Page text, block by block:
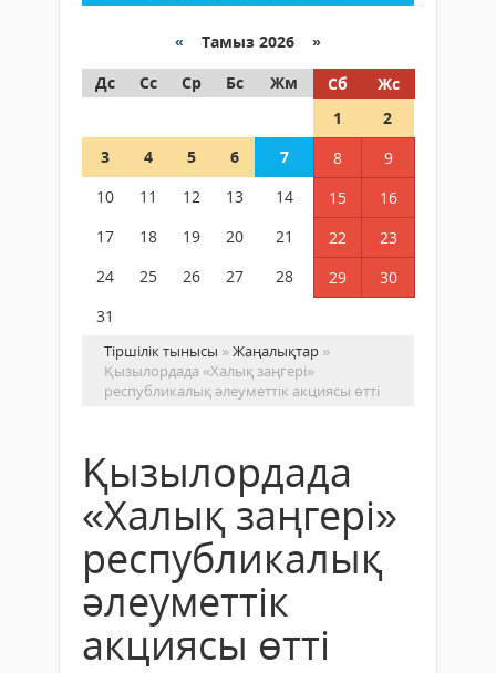
« Тамыз 2026 »
Дс
Сс Ср Бс Жм Сб
Жс
1
2
3
4 5 6 7 8
9
10
11 12 13 14 15
16
17
18 19 20 21 22
23
24
25 26 27 28 29
30
31
Тіршілік тынысы »Жаңалықтар »
Қызылордада «Халық заңгері»
республикалық әлеуметтік акциясы өтті
Қызылордада
«Халық заңгері»
республикалық
әлеуметтік
акциясы өтті